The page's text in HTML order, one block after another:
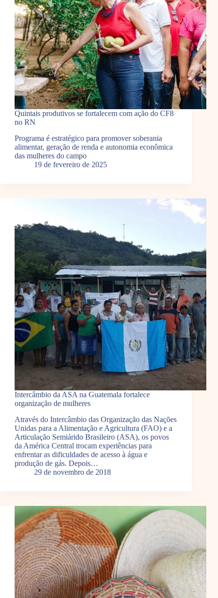
Quintais produtivos se fortalecem com ação do CF8
no RN
Programa é estratégico para promover soberania
alimentar, geração de renda e autonomia econômica
das mulheres do campo
19 de fevereiro de 2025
Intercâmbio da ASA na Guatemala fortalece
organização de mulheres
Através do Intercâmbio das Organização das Nações
Unidas para a Alimentação e Agricultura (FAO) e a
Articulação Semiárido Brasileiro (ASA), os povos
da América Central trocam experiências para
enfrentar as dificuldades de acesso à água e
produção de gás. Depois…
29 de novembro de 2018